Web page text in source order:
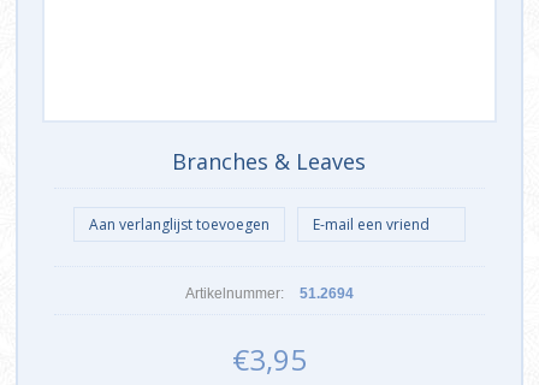
Branches & Leaves
Artikelnummer: 51.2694
€3,95